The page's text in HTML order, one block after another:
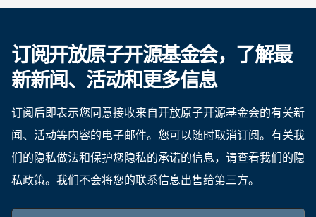
订阅开放原子开源基金会，了解最
新新闻、活动和更多信息
订阅后即表示您同意接收来自开放原子开源基金会的有关新
闻、活动等内容的电子邮件。您可以随时取消订阅。有关我
们的隐私做法和保护您隐私的承诺的信息，请查看我们的隐
私政策。我们不会将您的联系信息出售给第三方。